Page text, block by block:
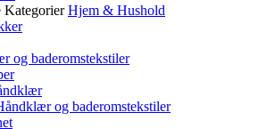
Hjem & Hushold
og baderomstekstiler
og baderomstekstiler